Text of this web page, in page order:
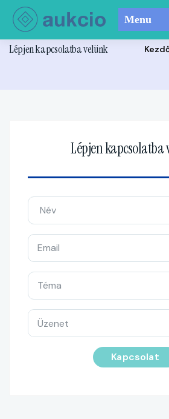
Menu
Lépjen kapcsolatba velünk
Lépjen
Kapcsolat